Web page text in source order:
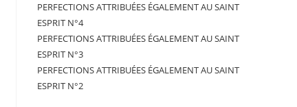
PERFECTIONS ATTRIBUÉES ÉGALEMENT AU SAINT
ESPRIT N°4
PERFECTIONS ATTRIBUÉES ÉGALEMENT AU SAINT
ESPRIT N°3
PERFECTIONS ATTRIBUÉES ÉGALEMENT AU SAINT
ESPRIT N°2